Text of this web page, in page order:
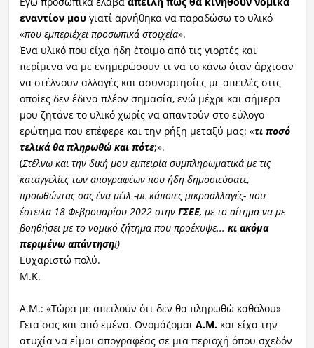
εναντίον μου γιατί αρνήθηκα να παραδώσω το υλικό
«που εμπεριέχει προσωπικά στοιχεία».
Ένα υλικό που είχα ήδη έτοιμο από τις γιορτές και
περίμενα να με ενημερώσουν τι να το κάνω όταν άρχισαν
να στέλνουν αλλαγές και ασυναρτησίες με απειλές στις
οποίες δεν έδινα πλέον σημασία, ενώ μέχρι και σήμερα
μου ζητάνε το υλικό χωρίς να απαντούν στο εύλογο
ερώτημα που επέφερε και την ρήξη μεταξύ μας: «τι ποσό
τελικά θα πληρωθώ και πότε;».
(Στέλνω και την δική μου εμπειρία συμπληρωματικά με τις
καταγγελίες των απογραφέων που ήδη δημοσιεύσατε,
προωθώντας σας ένα μέιλ -με κάποιες μικροαλλαγές- που
έστειλα 18 Φεβρουαρίου 2022 στην ΓΣΕΕ, με το αίτημα να με
βοηθήσει με το νομικό ζήτημα που προέκυψε... κι ακόμα
περιμένω απάντηση!)
Ευχαριστώ πολύ.
Μ.Κ.
Α.Μ.: «Τώρα με απειλούν ότι δεν θα πληρωθώ καθόλου»
Γεια σας και από εμένα. Ονομάζομαι Α.Μ.και είχα την
ατυχία να είμαι απογραφέας σε μια περιοχή όπου σχεδόν